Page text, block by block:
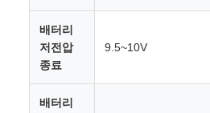
배터리
저전압
종료
9.5~10V
배터리